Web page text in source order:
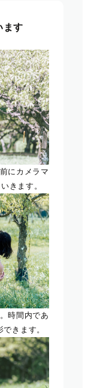
ます
にカメラマ
きます。
時間内であ
きます。